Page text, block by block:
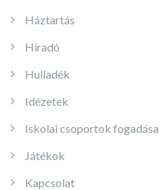
Háztartás
Híradó
Hulladék
Idézetek
Iskolai csoportok fogadása
Játékok
Kapcsolat